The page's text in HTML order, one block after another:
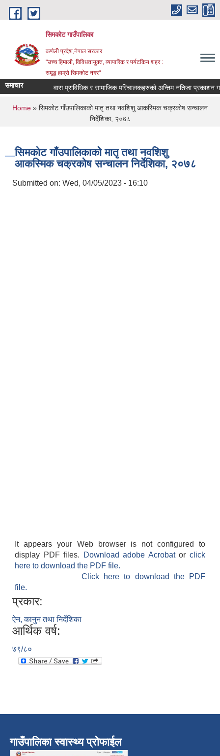
Skip to main content
सिमकोट गाउँपालिका
कर्णली प्रदेश,नेपाल सरकार
"उच्च हिमाली, विविधतायुक्त, व्यापारिक र पर्यटकिय शहर :
समृद्ध हाम्रो सिमकोट नगर"
समाचार वास प्राविधिक र सामाजिक परिचालकहरुको अन्तिम
You are here
Home » सिमकोट गाँउपालिकाको मातृ तथा नवशिशु आकस्मिक चक्रकोष सन्चालन
निर्देशिका, २०७८
सिमकोट गाँउपालिकाको मातृ तथा नवशिशु
आकस्मिक चक्रकोष सन्चालन निर्देशिका, २०७८
Submitted on: Wed, 04/05/2023 - 16:10
It appears your Web browser is not configured to
display PDF files.
Download adobe Acrobatorclick
here to download the PDF file.
Click here to download the PDF
file.
प्रकार:
ऐन, कानुन तथा निर्देशिका
आर्थिक वर्ष:
७९/८०
गाउँपालिका स्वास्थ्य प्रोफाईल